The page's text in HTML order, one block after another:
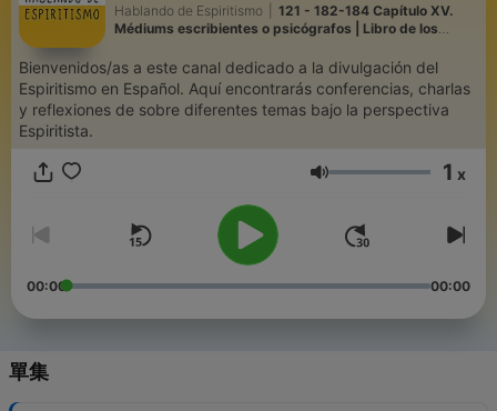
Hablando de Espiritismo
121 - 182-184 Capítulo XV.
Médiums escribientes o psicógrafos | Libro de los
Bienvenidos/as a este canal dedicado a la divulgación del
Espiritismo en Español. Aquí encontrarás conferencias, charlas
y reflexiones de sobre diferentes temas bajo la perspectiva
Espiritista.
音量 1 x
00:00 00:00
單集